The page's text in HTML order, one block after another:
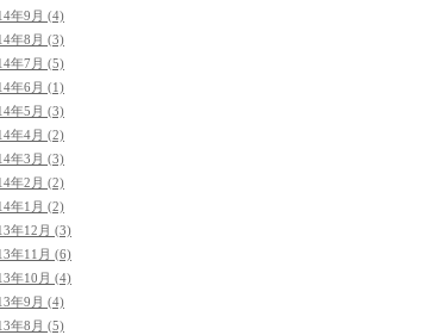
年9月 (4)
年8月 (3)
年7月 (5)
年6月 (1)
年5月 (3)
年4月 (2)
年3月 (3)
年2月 (2)
年1月 (2)
年12月 (3)
年11月 (6)
年10月 (4)
年9月 (4)
年8月 (5)